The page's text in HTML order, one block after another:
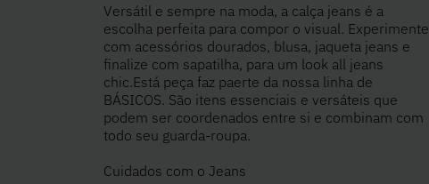
Versátil e sempre na moda, a calça jeans é a
escolha perfeita para compor o visual. Experimente
com acessórios dourados, blusa, jaqueta jeans e
finalize com sapatilha, para um look all jeans
chic.Está peça faz paerte da nossa linha de
BÁSICOS. São itens essenciais e versáteis que
podem ser coordenados entre si e combinam com
todo seu guarda-roupa.
Cuidados com o Jeans